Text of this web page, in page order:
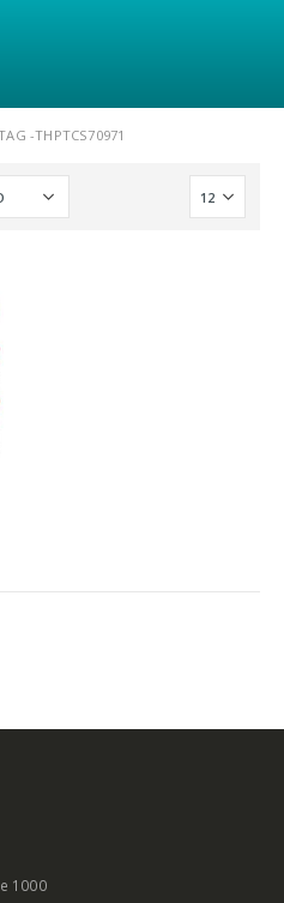
-THPTCS70971
1000